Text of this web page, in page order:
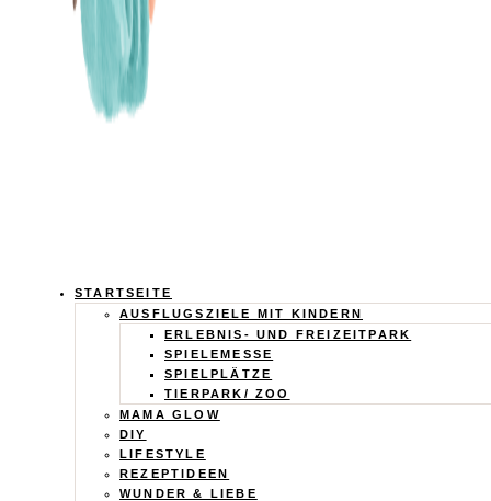
Calistas
Traum
STARTSEITE
AUSFLUGSZIELE MIT KINDERN
ERLEBNIS- UND FREIZEITPARK
SPIELEMESSE
SPIELPLÄTZE
TIERPARK/ ZOO
MAMA GLOW
DIY
LIFESTYLE
REZEPTIDEEN
WUNDER & LIEBE